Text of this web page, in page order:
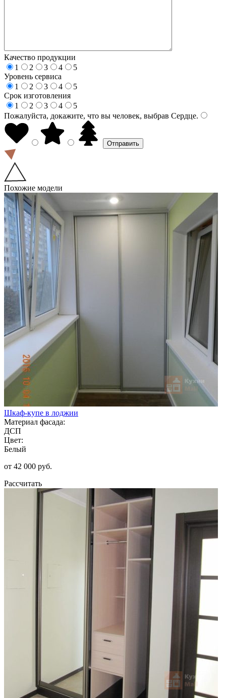
Качество продукции
1
2 3 4
5
Уровень сервиса
1
2 3 4
5
Срок изготовления
1
2 3 4
5
Пожалуйста, докажите, что вы человек, выбрав Сердце.
Похожие модели
Шкаф-купе в лоджии
Материал фасада:
ДСП
Цвет:
Белый
от 42 000 руб.
Рассчитать